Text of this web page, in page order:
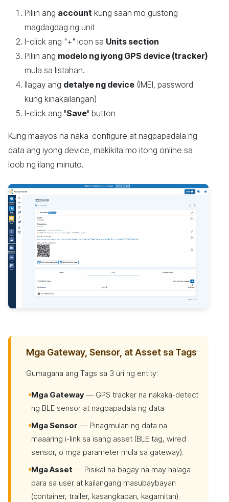
Piliin ang account kung saan mo gustong
magdagdag ng unit
I-click ang "+" icon sa Units section
Piliin ang modelo ng iyong GPS device (tracker)
mula sa listahan.
Ilagay ang detalye ng device (IMEI, password
kung kinakailangan)
I-click ang 'Save' button
Kung maayos na naka-configure at nagpapadala ng
data ang iyong device, makikita mo itong online sa
loob ng ilang minuto.
Mga Gateway, Sensor, at Asset sa Tags
Gumagana ang Tags sa 3 uri ng entity:
Mga Gateway— GPS tracker na nakaka-detect
ng BLE sensor at nagpapadala ng data
Mga Sensor — Pinagmulan ng data na
maaaring i-link sa isang asset (BLE tag, wired
sensor, o mga parameter mula sa gateway).
Mga Asset — Pisikal na bagay na may halaga
para sa user at kailangang masubaybayan
(container, trailer, kasangkapan, kagamitan).